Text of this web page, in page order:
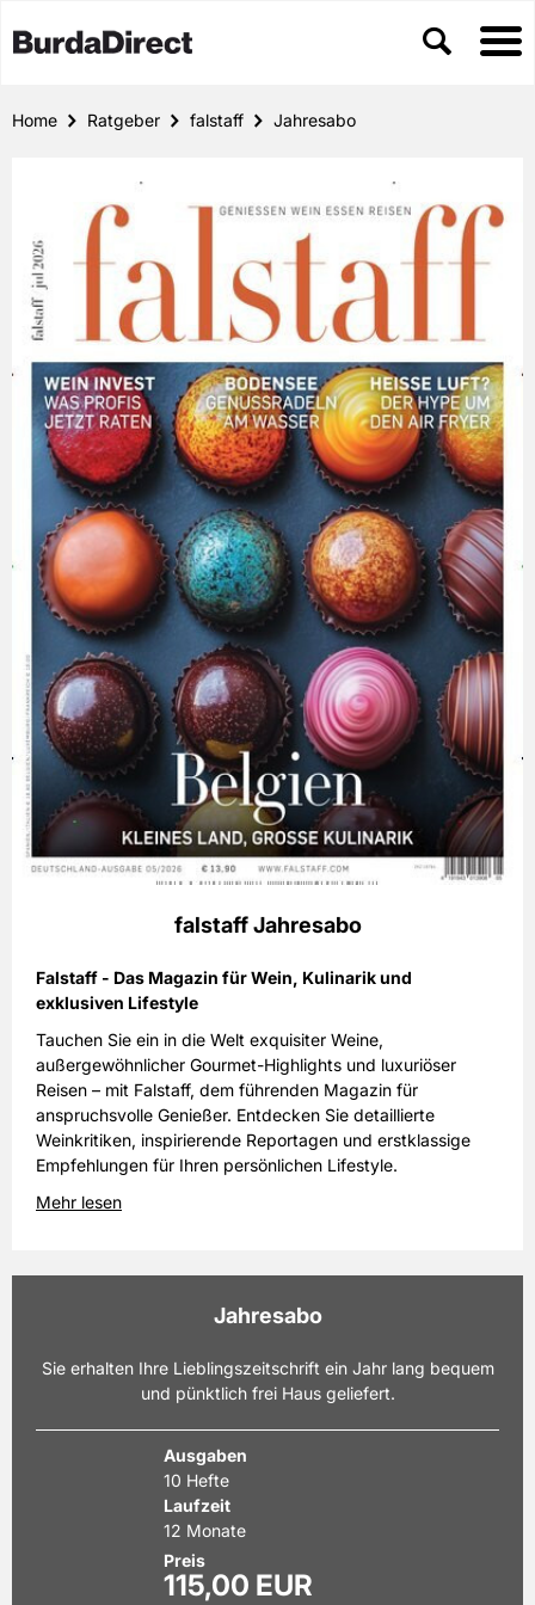
Home Ratgeber falstaff Jahresabo
falstaff Jahresabo
Falstaff - Das Magazin für Wein, Kulinarik und
exklusiven Lifestyle
Tauchen Sie ein in die Welt exquisiter Weine,
außergewöhnlicher Gourmet-Highlights und luxuriöser
Reisen – mit Falstaff, dem führenden Magazin für
anspruchsvolle Genießer. Entdecken Sie detaillierte
Weinkritiken, inspirierende Reportagen und erstklassige
Empfehlungen für Ihren persönlichen Lifestyle.
Mehr lesen
Jahresabo
Sie erhalten Ihre Lieblingszeitschrift ein Jahr lang bequem
und pünktlich frei Haus geliefert.
Ausgaben
10 Hefte
Laufzeit
12 Monate
Preis
115,00 EUR